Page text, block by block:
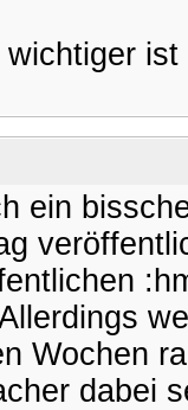
ein
Wochen
dabei